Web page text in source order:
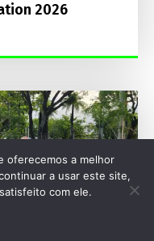
2026
oferecemos a melhor
a usar este site,
com ele.